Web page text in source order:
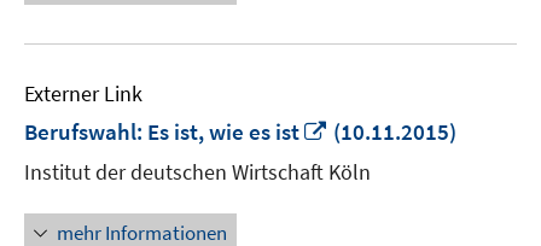
Externer Link
Berufswahl: Es ist, wie es ist
In
neuem
Fenster
(10.11.2015)
Institut der deutschen Wirtschaft Köln
mehr Informationen